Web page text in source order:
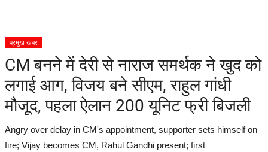
छत्तीसगढ़
All
सरगुजा संभाग
बिलासपुर संभाग
प्रमुख खबर
CM बनने में देरी से नाराज समर्थक ने खुद को
लगाई आग, विजय बने सीएम, राहुल गांधी
मौजूद, पहला ऐलान 200 यूनिट फ्री बिजली
Angry over delay in CM's appointment, supporter sets himself on
fire; Vijay becomes CM, Rahul Gandhi present; first